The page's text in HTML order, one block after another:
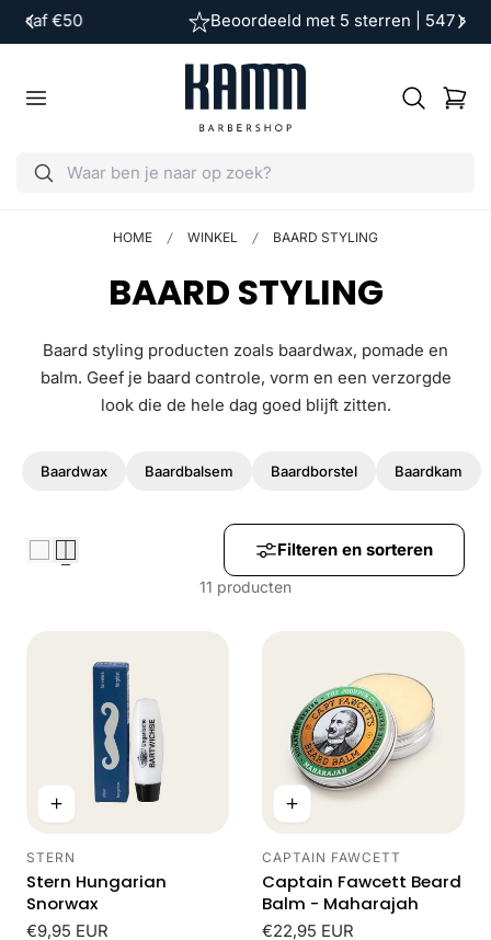
de inhoud
Beoordeeld met 5 sterren | 547 reviews
…
HOME WINKEL BAARD STYLING
V
E
R
Z
A
I
N
G
:
BAARD STYLING
Baard styling producten zoals baardwax, pomade en
balm. Geef je baard controle, vorm en een verzorgde
look die de hele dag goed blijft zitten.
Baardwax Baardbalsem Baardborstel Baardkam
Filteren en sorteren
11 producten
Leverancier:
STERN
Stern Hungarian
Snorwax
Normale
€9,95 EUR
Leverancier:
CAPTAIN FAWCETT
Captain Fawcett Beard
Balm - Maharajah
Normale
€22,95 EUR